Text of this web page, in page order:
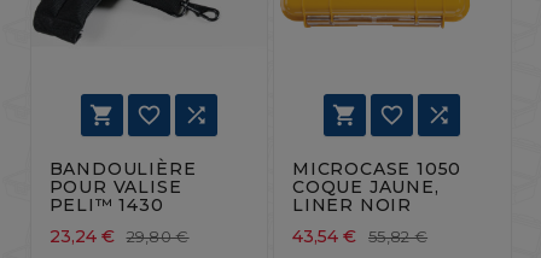
  
BANDOULIÈRE
POUR VALISE
PELI™ 1430
23,24 €
29,80 €
  
MICROCASE 1050
COQUE JAUNE,
LINER NOIR
43,54 €
55,82 €